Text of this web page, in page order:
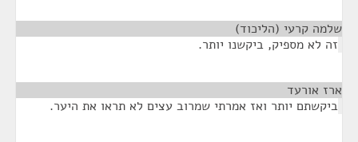
שלמה קרעי (הליכוד)
זה לא מספיק, ביקשנו יותר.
ארז אורעד
ביקשתם יותר ואז אמרתי שמרוב עצים לא תראו את היער.